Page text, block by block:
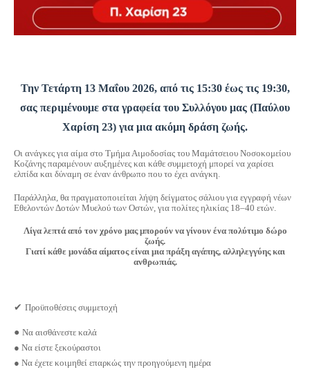
Την Τετάρτη 13 Μαΐου 2026, από τις 15:30 έως τις 19:30,
σας περιμένουμε στα γραφεία του Συλλόγου μας (Παύλου
Χαρίση 23) για μια ακόμη δράση ζωής.
Οι ανάγκες για αίμα στο Τμήμα Αιμοδοσίας του Μαμάτσειου Νοσοκομείου
Κοζάνης παραμένουν αυξημένες και κάθε συμμετοχή μπορεί να χαρίσει
ελπίδα και δύναμη σε έναν άνθρωπο που το έχει ανάγκη.
Παράλληλα, θα πραγματοποιείται λήψη δείγματος σάλιου για εγγραφή νέων
Εθελοντών Δοτών Μυελού των Οστών, για πολίτες ηλικίας 18–40 ετών.
Λίγα λεπτά από τον χρόνο μας μπορούν να γίνουν ένα πολύτιμο δώρο
ζωής.
Γιατί κάθε μονάδα αίματος είναι μια πράξη αγάπης, αλληλεγγύης και
ανθρωπιάς.
✔ Προϋποθέσεις συμμετοχή
● Να αισθάνεστε καλά
● Να είστε ξεκούραστοι
● Να έχετε κοιμηθεί επαρκώς την προηγούμενη ημέρα